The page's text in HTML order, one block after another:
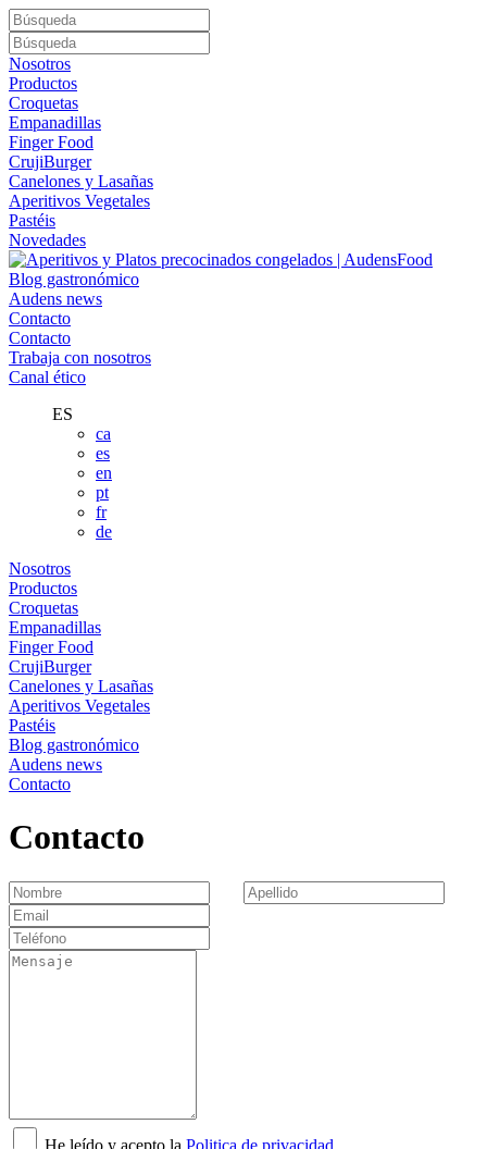
Nosotros
Productos
Croquetas
Empanadillas
Finger Food
CrujiBurger
Canelones y Lasañas
Aperitivos Vegetales
Pastéis
Novedades
Blog gastronómico
Audens news
Contacto
Contacto
Trabaja con nosotros
Canal ético
ES
ca
es
en
pt
fr
de
Nosotros
Productos
Croquetas
Empanadillas
Finger Food
CrujiBurger
Canelones y Lasañas
Aperitivos Vegetales
Pastéis
Blog gastronómico
Audens news
Contacto
Contacto
He leído y acepto la Politica de privacidad